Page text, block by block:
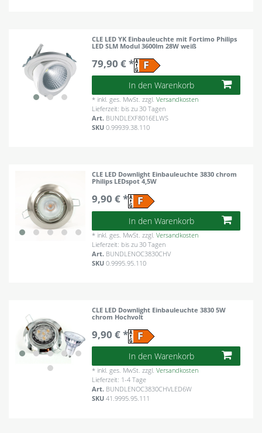
CLE LED YK Einbauleuchte mit Fortimo Philips
LED SLM Modul 3600lm 28W weiß
79,90 € *
In den Warenkorb
* inkl. ges. MwSt. zzgl.Versandkosten
Lieferzeit: bis zu 30 Tagen
Art. BUNDLEXF8016ELWS
SKU0.99939.38.110
CLE LED Downlight Einbauleuchte 3830 chrom
Philips LEDspot 4,5W
9,90 € *
In den Warenkorb
* inkl. ges. MwSt. zzgl.Versandkosten
Lieferzeit: bis zu 30 Tagen
Art. BUNDLENOC3830CHV
SKU0.9995.95.110
CLE LED Downlight Einbauleuchte 3830 5W
chrom Hochvolt
9,90 € *
In den Warenkorb
* inkl. ges. MwSt. zzgl.Versandkosten
Lieferzeit: 1-4 Tage
Art. BUNDLENOC3830CHVLED6W
SKU41.9995.95.111